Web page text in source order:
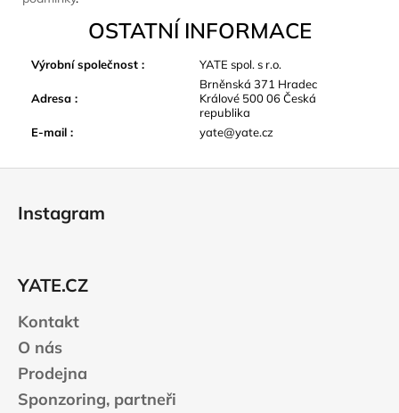
OSTATNÍ INFORMACE
Výrobní společnost : YATE spol. s r.o.
Adresa :
Brněnská 371 Hradec
Králové 500 06 Česká
republika
E-mail : yate@yate.cz
Instagram
YATE.CZ
Kontakt
O nás
Prodejna
Sponzoring, partneři